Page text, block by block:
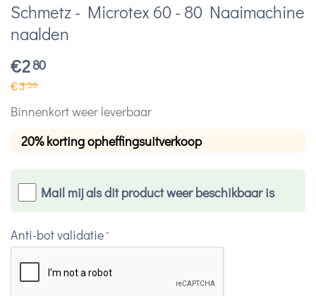
Schmetz - Microtex 60 - 80 Naaimachine
naalden
€280
€350
Binnenkort weer leverbaar
20% korting opheffingsuitverkoop
Mail mij als dit product weer beschikbaar is
Anti-bot validatie